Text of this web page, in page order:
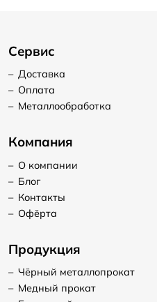
Сервис
– Доставка
– Оплата
– Металлообработка
Компания
– О компании
– Блог
– Контакты
– Офёрта
Продукция
– Чёрный металлопрокат
– Медный прокат